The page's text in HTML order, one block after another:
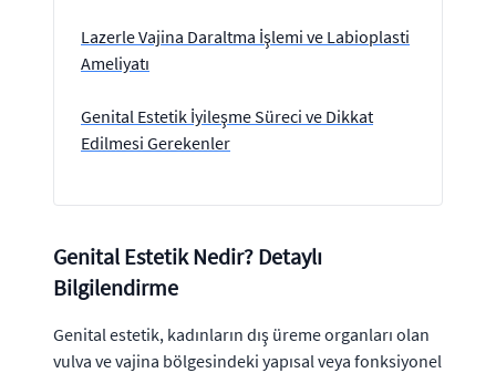
Lazerle Vajina Daraltma İşlemi ve Labioplasti
Ameliyatı
Genital Estetik İyileşme Süreci ve Dikkat
Edilmesi Gerekenler
Genital Estetik Nedir? Detaylı
Bilgilendirme
Genital estetik, kadınların dış üreme organları olan
vulva ve vajina bölgesindeki yapısal veya fonksiyonel